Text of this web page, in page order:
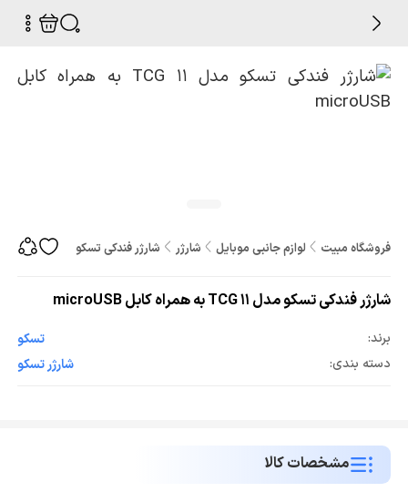
فروشگاه مبیت لوازم جانبی موبایل شارژر شارژر فندکی تسکو مدل TCG 11 به همراه کابل microUSB
شارژر فندکی تسکو مدل TCG 11 به همراه کابل microUSB
برند:
تسکو
دسته بندی:
شارژر تسکو
مشخصات کالا